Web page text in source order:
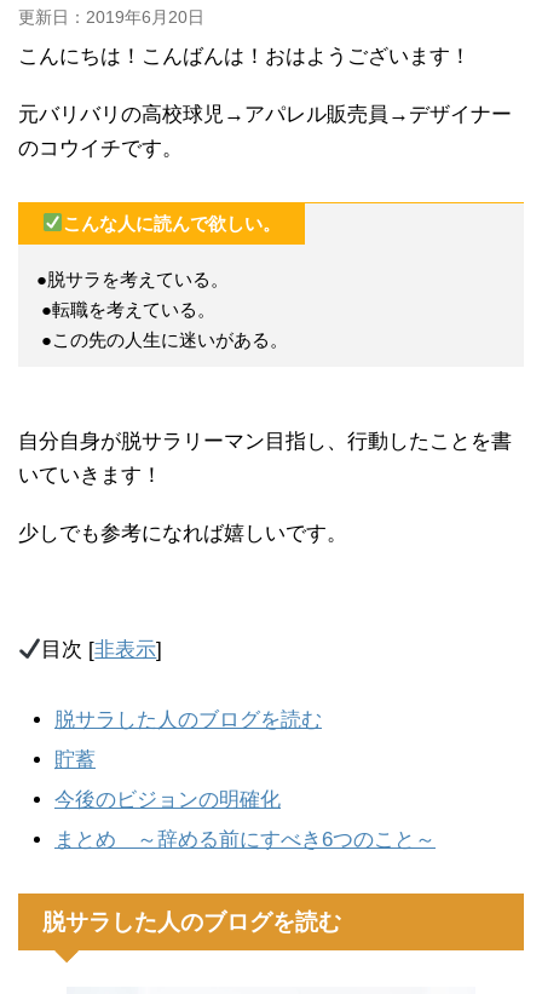
更新日： 2019年6月20日
こんにちは！こんばんは！おはようございます！
元バリバリの高校球児→アパレル販売員→デザイナー
のコウイチです。
こんな人に読んで欲しい。
●脱サラを考えている。
●転職を考えている。
●この先の人生に迷いがある。
自分自身が脱サラリーマン目指し、行動したことを書
いていきます！
少しでも参考になれば嬉しいです。
目次 [非表示]
脱サラした人のブログを読む
貯蓄
今後のビジョンの明確化
まとめ ～辞める前にすべき6つのこと～
脱サラした人のブログを読む